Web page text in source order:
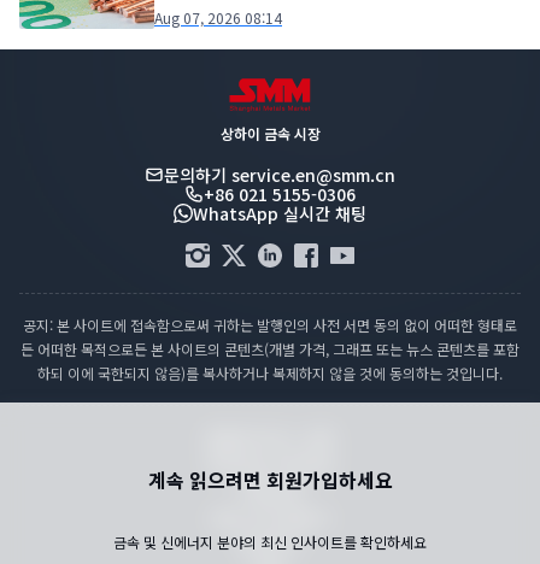
Aug 07, 2026 08:14
계속 읽으려면 회원가입하세요
금속 및 신에너지 분야의 최신 인사이트를 확인하세요
상하이 금속 시장
문의하기 service.en@smm.cn
+86 021 5155-0306
WhatsApp 실시간 채팅
공지: 본 사이트에 접속함으로써 귀하는 발행인의 사전 서면 동의 없이 어떠한 형태로
든 어떠한 목적으로든 본 사이트의 콘텐츠(개별 가격, 그래프 또는 뉴스 콘텐츠를 포함
하되 이에 국한되지 않음)를 복사하거나 복제하지 않을 것에 동의하는 것입니다.
개인정보 처리방침
이용약관
문의하기